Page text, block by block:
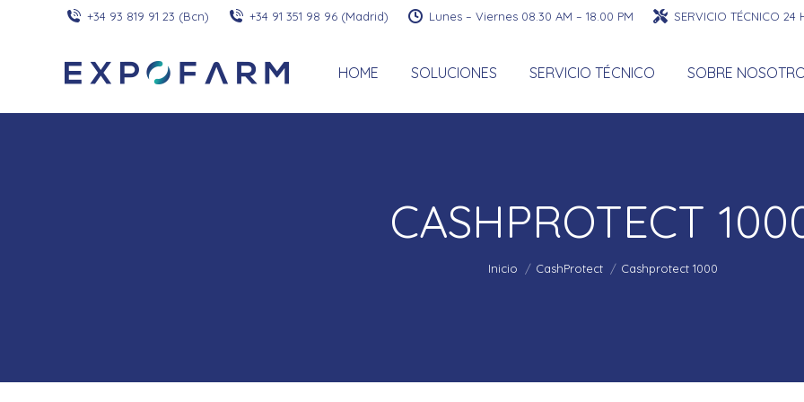
+34 93 819 91 23 (Bcn) +34 91 351 98 96 (Madrid) Lunes – Viernes 08.30 AM – 18.00 PM SERVICIO TÉCNICO 24
HOME SOLUCIONES SERVICIO TÉCNICO SOBRE
CASHPROTECT
Inicio CashProtect Cashprotect 1000